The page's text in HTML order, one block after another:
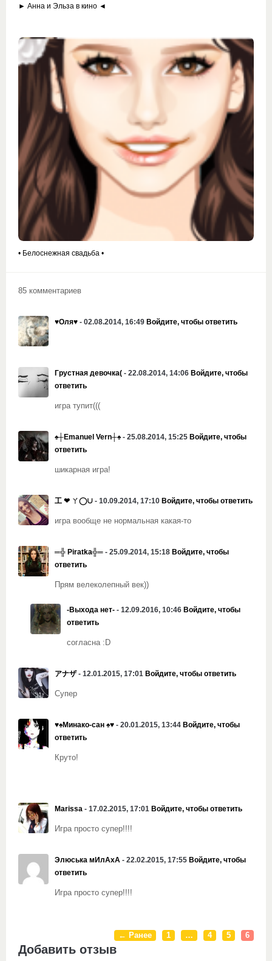
► Анна и Эльза в кино ◄
• Белоснежная свадьба •
85 комментариев
♥Оля♥ - 02.08.2014, 16:49 Войдите, чтобы ответить
Грустная девочка( - 22.08.2014, 14:06 Войдите, чтобы
ответить
игра тупит(((
♠┼Emanuel Vern┼♠ - 25.08.2014, 15:25 Войдите, чтобы
ответить
шикарная игра!
工 ❤ ㄚ◯∪ - 10.09.2014, 17:10 Войдите, чтобы ответить
игра вообще не нормальная какая-то
═╬ Piratka╬═ - 25.09.2014, 15:18 Войдите, чтобы
ответить
Прям велеколепный век))
-Выхода нет- - 12.09.2016, 10:46 Войдите, чтобы
ответить
согласна :D
アナザ- 12.01.2015, 17:01 Войдите, чтобы ответить
Супер
♥♠Минако-сан ♠♥ - 20.01.2015, 13:44 Войдите, чтобы
ответить
Круто!
Marissa - 17.02.2015, 17:01 Войдите, чтобы ответить
Игра просто супер!!!!
Элюська мИлАхА - 22.02.2015, 17:55 Войдите, чтобы
ответить
Игра просто супер!!!!
← Ранее 1 … 4 5 6
Добавить отзыв